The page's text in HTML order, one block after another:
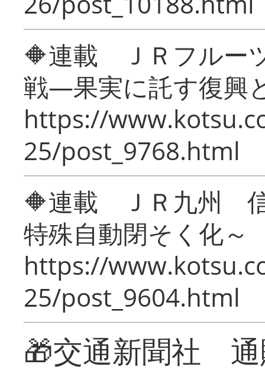
🔶連載 ＪＲフルー
戦―果実に託す復興
https://
25/post_9768.html
🔶連載 ＪＲ九州 信
特殊自動閉そく化～
https://
25/post_9604.html
🎁交通新聞社